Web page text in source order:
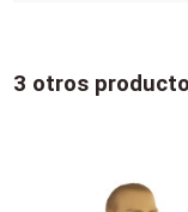
3 otros